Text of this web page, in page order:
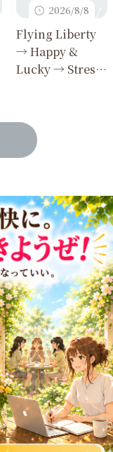
2026/8/8
Flying Liberty
→ Happy &
Lucky → Stress